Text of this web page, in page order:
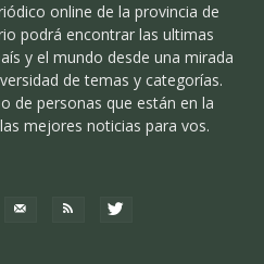
online de la provincia de
podrá encontrar las ultimas
y el mundo desde una mirada
de temas y categorías.
de personas que están en la
mejores noticias para vos.